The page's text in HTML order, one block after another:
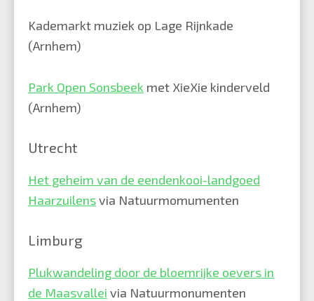
Kademarkt muziek op Lage Rijnkade
(Arnhem)
Park Open Sonsbeek met XieXie kinderveld
(Arnhem)
Utrecht
Het geheim van de eendenkooi-landgoed
Haarzuilensvia Natuurmomumenten
Limburg
Plukwandeling door de bloemrijke oevers in
de Maasvallei via Natuurmonumenten